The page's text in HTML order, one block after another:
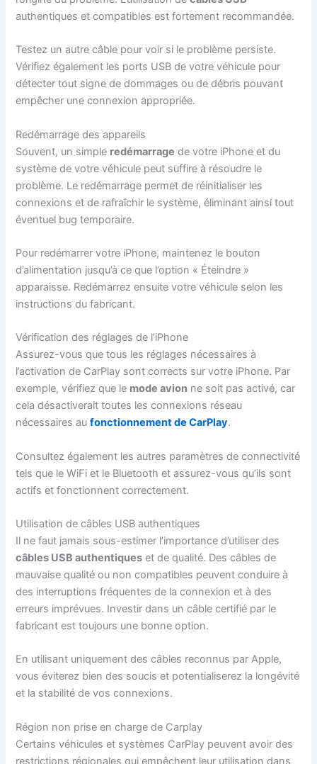
authentiques et compatibles est fortement recommandée.
Testez un autre câble pour voir si le problème persiste.
Vérifiez également les ports USB de votre véhicule pour
détecter tout signe de dommages ou de débris pouvant
empêcher une connexion appropriée.
Redémarrage des appareils
Souvent, un simple redémarrage de votre iPhone et du
système de votre véhicule peut suffire à résoudre le
problème. Le redémarrage permet de réinitialiser les
connexions et de rafraîchir le système, éliminant ainsi tout
éventuel bug temporaire.
Pour redémarrer votre iPhone, maintenez le bouton
d’alimentation jusqu’à ce que l’option « Éteindre »
apparaisse. Redémarrez ensuite votre véhicule selon les
instructions du fabricant.
Vérification des réglages de l’iPhone
Assurez-vous que tous les réglages nécessaires à
l’activation de CarPlay sont corrects sur votre iPhone. Par
exemple, vérifiez que le mode avion ne soit pas activé, car
cela désactiverait toutes les connexions réseau
nécessaires aufonctionnement de CarPlay.
Consultez également les autres paramètres de connectivité
tels que le WiFi et le Bluetooth et assurez-vous qu’ils sont
actifs et fonctionnent correctement.
Utilisation de câbles USB authentiques
Il ne faut jamais sous-estimer l’importance d’utiliser des
câbles USB authentiques et de qualité. Des câbles de
mauvaise qualité ou non compatibles peuvent conduire à
des interruptions fréquentes de la connexion et à des
erreurs imprévues. Investir dans un câble certifié par le
fabricant est toujours une bonne option.
En utilisant uniquement des câbles reconnus par Apple,
vous éviterez bien des soucis et potentialiserez la longévité
et la stabilité de vos connexions.
Région non prise en charge de Carplay
Certains véhicules et systèmes CarPlay peuvent avoir des
restrictions régionales qui empêchent leur utilisation dans